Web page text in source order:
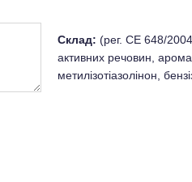
Склад: (рег. СЕ 648/
активних речовин,
метилізотіазолінон,